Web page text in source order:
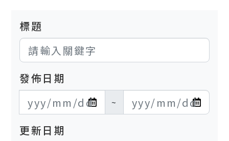
標題
發佈日期
發布日期開始
~
發布日期結束
更新日期